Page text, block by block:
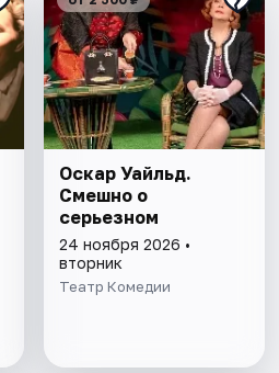
Оскар Уайльд.
Смешно о
серьезном
24 ноября 2026 •
вторник
Театр Комедии